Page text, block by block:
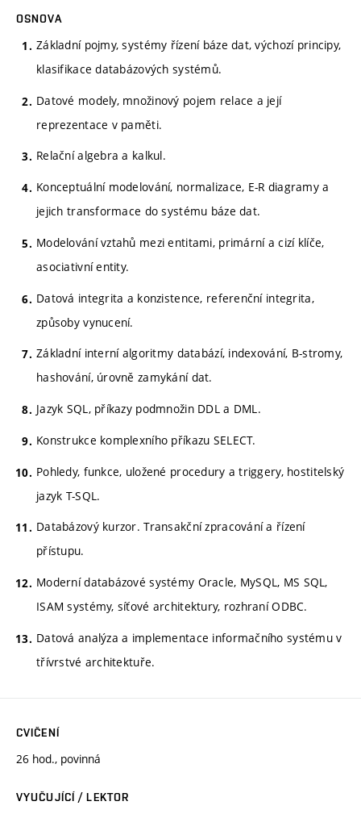
OSNOVA
Základní pojmy, systémy řízení báze dat, výchozí principy,
klasifikace databázových systémů.
Datové modely, množinový pojem relace a její
reprezentace v paměti.
Relační algebra a kalkul.
Konceptuální modelování, normalizace, E-R diagramy a
jejich transformace do systému báze dat.
Modelování vztahů mezi entitami, primární a cizí klíče,
asociativní entity.
Datová integrita a konzistence, referenční integrita,
způsoby vynucení.
Základní interní algoritmy databází, indexování, B-stromy,
hashování, úrovně zamykání dat.
Jazyk SQL, příkazy podmnožin DDL a DML.
Konstrukce komplexního příkazu SELECT.
Pohledy, funkce, uložené procedury a triggery, hostitelský
jazyk T-SQL.
Databázový kurzor. Transakční zpracování a řízení
přístupu.
Moderní databázové systémy Oracle, MySQL, MS SQL,
ISAM systémy, síťové architektury, rozhraní ODBC.
Datová analýza a implementace informačního systému v
třívrstvé architektuře.
CVIČENÍ
26 hod., povinná
VYUČUJÍCÍ / LEKTOR